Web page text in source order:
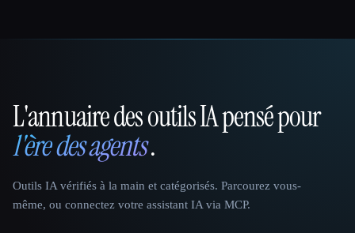
That AI Collection
L'annuaire des outils IA pensé pour
l'ère des agents.
Outils IA vérifiés à la main et catégorisés. Parcourez vous-
même, ou connectez votre assistant IA via MCP.